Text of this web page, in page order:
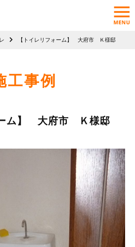
【トイレリフォーム】 大府市 Ｋ様邸
工事例
ーム】 大府市 Ｋ様邸